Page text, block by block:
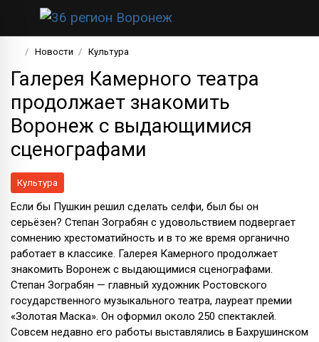
Новости Культура
Галерея Камерного театра
продолжает знакомить
Воронеж с выдающимися
сценографами
Культура
Если бы Пушкин решил сделать селфи, был бы он
серьёзен? Степан Зограбян с удовольствием подвергает
сомнению хрестоматийность и в то же время органично
работает в классике. Галерея Камерного продолжает
знакомить Воронеж с выдающимися сценографами.
Степан Зограбян — главный художник Ростовского
государственного музыкального театра, лауреат премии
«Золотая Маска». Он оформил около 250 спектаклей.
Совсем недавно его работы выставлялись в Бахрушинском